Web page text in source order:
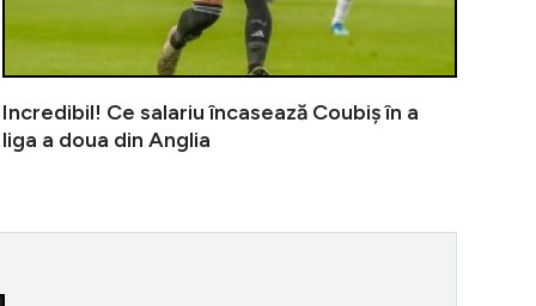
Incredibil! Ce salariu încasează Coubiș în a
liga a doua din Anglia